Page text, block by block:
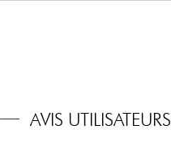
(18v via 2x piles 9v)
AVIS UTILISATEURS